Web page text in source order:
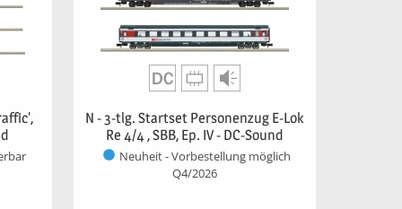
N - 3-tlg. Startset Personenzug E-Lok
Re 4/4 , SBB, Ep. IV - DC-Sound
Neuheit - Vorbestellung möglich
Q4/2026